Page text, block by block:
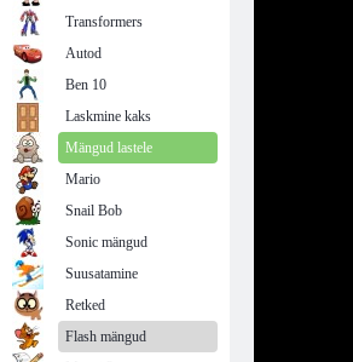
Transformers
Autod
Ben 10
Laskmine kaks
Mängud lastele
Mario
Snail Bob
Sonic mängud
Suusatamine
Retked
Flash mängud